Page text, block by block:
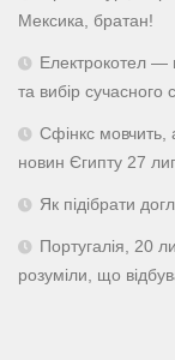
Мексика, братан!
Електрокотел —
та вибір сучасного
Сфінкс мовчить,
новин Єгипту 27
Як підібрати
Португалія, 20
розуміли, що